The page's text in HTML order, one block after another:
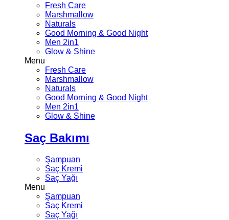
Fresh Care
Marshmallow
Naturals
Good Morning & Good Night
Men 2in1
Glow & Shine
Menu
Fresh Care
Marshmallow
Naturals
Good Morning & Good Night
Men 2in1
Glow & Shine
Saç Bakımı
Şampuan
Saç Kremi
Saç Yağı
Menu
Şampuan
Saç Kremi
Saç Yağı